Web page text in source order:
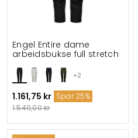
+2
Engel Entire dame
arbeidsbukse full stretch
1.161,75 kr Spar 25%
1.549,00 kr